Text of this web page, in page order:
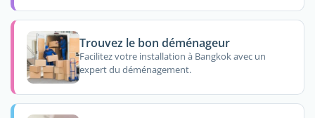
Trouvez le bon déménageur
Facilitez votre installation à Bangkok avec un
expert du déménagement.